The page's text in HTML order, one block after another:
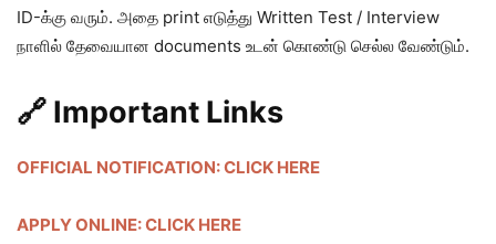
ID-க்கு வரும். அதை print எடுத்து Written Test / Interview
நாளில் தேவையான documents உடன் கொண்டு செல்ல வேண்டும்.
🔗 Important Links
OFFICIAL NOTIFICATION: CLICK HERE
APPLY ONLINE: CLICK HERE